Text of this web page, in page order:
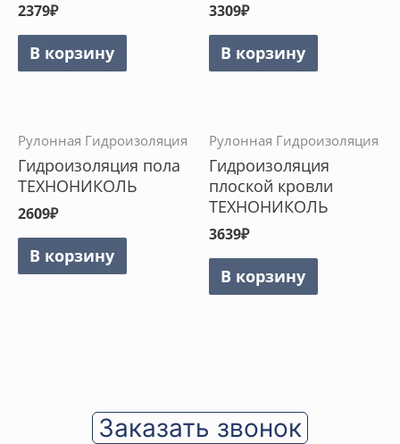
2379₽
В корзину
3309₽
В корзину
Рулонная Гидроизоляция
Гидроизоляция пола
ТЕХНОНИКОЛЬ
2609₽
В корзину
Рулонная Гидроизоляция
Гидроизоляция
плоской кровли
ТЕХНОНИКОЛЬ
3639₽
В корзину
Заказать звонок